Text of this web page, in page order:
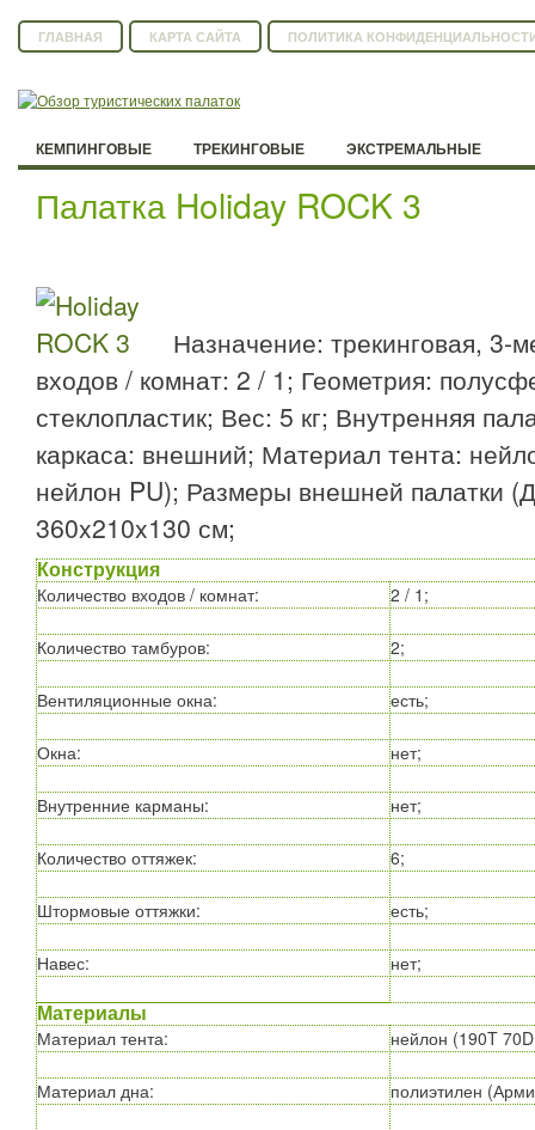
ГЛАВНАЯ КАРТА САЙТА ПОЛИТИКА
КЕМПИНГОВЫЕ ТРЕКИНГОВЫЕ ЭКСТРЕМАЛЬНЫЕ
Палатка Holiday ROCK 3
Назначение: трекинговая, 3-
входов / комнат: 2 / 1; Геометрия:
стеклопластик; Вес: 5 кг; Внутренняя
каркаса: внешний; Материал тента:
нейлон PU); Размеры внешней палатки
360x210x130 см;
Конструкция
Количество входов / комнат: 2 / 1;
Количество тамбуров: 2;
Вентиляционные окна: есть;
Окна: нет;
Внутренние карманы: нет;
Количество оттяжек: 6;
Штормовые оттяжки: есть;
Навес: нет;
Материалы
Материал тента: нейлон (190T
Материал дна: полиэтилен